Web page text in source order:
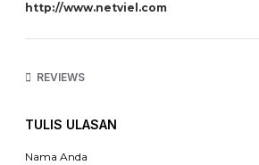
http://www.netviel.com
REVIEWS
TULIS ULASAN
Nama Anda